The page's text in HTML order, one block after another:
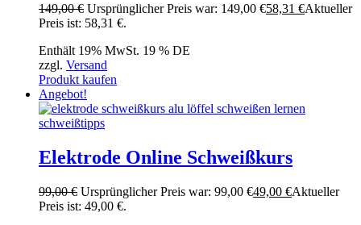
149,00€ Ursprünglicher Preis war: 149,00 €58,31 €Aktueller
Preis ist: 58,31 €.
Enthält 19% MwSt. 19 % DE
zzgl. Versand
Produkt kaufen
Angebot!
Elektrode Online Schweißkurs
99,00€ Ursprünglicher Preis war: 99,00 €49,00 €Aktueller
Preis ist: 49,00 €.